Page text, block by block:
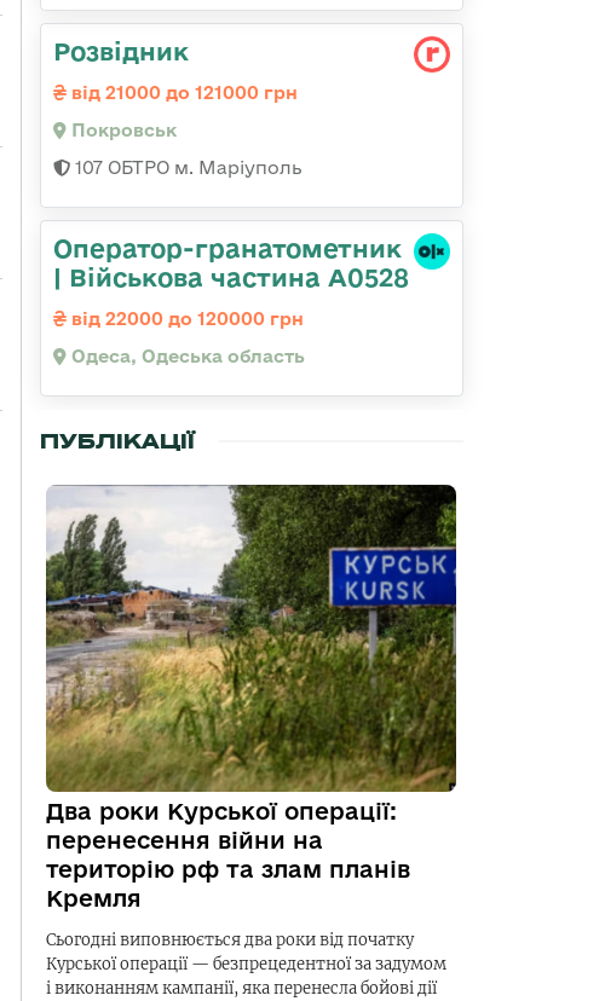
Розвідник
від 21000 до 121000 грн
Покровськ
107 ОБТРО м. Маріуполь
Оператор-гранатометник
| Військова частина А0528
від 22000 до 120000 грн
Одеса, Одеська область
ПУБЛІКАЦІЇ
Два роки Курської операції:
перенесення війни на
територію рф та злам планів
Кремля
Сьогодні виповнюється два роки від початку
Курської операції — безпрецедентної за задумом
і виконанням кампанії, яка перенесла бойові дії